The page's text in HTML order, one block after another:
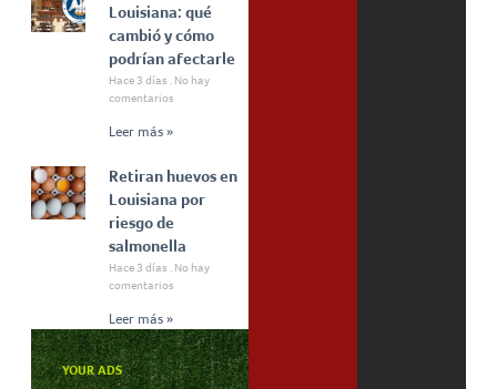
Louisiana: qué
cambió y cómo
podrían afectarle
Hace 3 días
No hay
comentarios
Leer más »
Retiran huevos en
Louisiana por
riesgo de
salmonella
Hace 3 días
No hay
comentarios
Leer más »
YOUR ADS